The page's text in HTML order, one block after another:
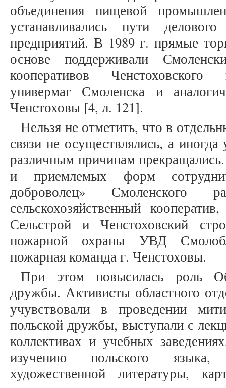
объединения пищевой
устанавливались пути
предприятий. В 1989 г. прямые
основе поддерживали
кооперативов Ченстоховского
универмаг Смоленска и
Ченстоховы [4, л. 121].
Нельзя не отметить, что в
связи не осуществлялись, а
различным причинам
и приемлемых форм
доброволец» Смоленского
сельскохозяйственный
Сельстрой и Ченстоховский
пожарной охраны УВД
пожарная команда г. Ченстоховы.
При этом повысилась роль
дружбы. Активисты областного
учувствовали в проведении
польской дружбы, выступали с
коллективах и учебных
изучению польского языка,
художественной литературы,